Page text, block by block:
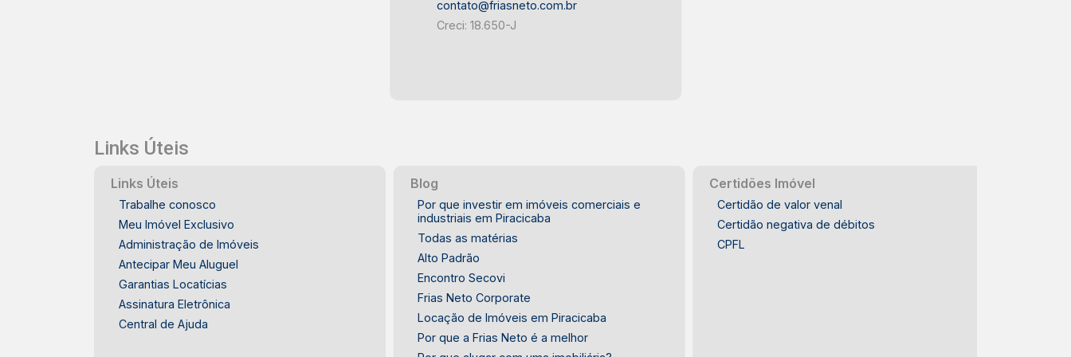
Piracicaba - Fácil acesso às principais
especializados - Lojas e operações de
prestação de serviços - Profissionais
liberais que buscam localização
estratégica - Empresas que desejam
maior visibilidade em Piracicaba Este
salão comercial reúne praticidade,
conforto e uma localização privilegiada
no Centro de Piracicaba, oferecendo a
estrutura ideal para impulsionar o seu
contato@friasneto.com.br
Creci: 18.650-J
Links Úteis
Links Úteis
Trabalhe conosco
Meu Imóvel Exclusivo
Administração de Imóveis
Antecipar Meu Aluguel
Garantias Locatícias
Assinatura Eletrônica
Central de Ajuda
Blog
Por que investir em imóveis comerciais e
industriais em Piracicaba
Todas as matérias
Alto Padrão
Encontro Secovi
Frias Neto Corporate
Locação de Imóveis em Piracicaba
Por que a Frias Neto é a melhor
Certidões Imóvel
Certidão de valor venal
Certidão negativa de débitos
CPFL